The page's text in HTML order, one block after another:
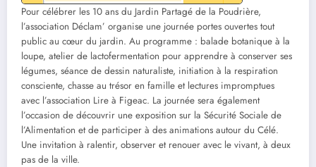
Pour célébrer les 10 ans du Jardin Partagé de la Poudrière,
l’association Déclam’ organise une journée portes ouvertes tout
public au cœur du jardin. Au programme : balade botanique à la
loupe, atelier de lactofermentation pour apprendre à conserver ses
légumes, séance de dessin naturaliste, initiation à la respiration
consciente, chasse au trésor en famille et lectures impromptues
avec l’association Lire à Figeac. La journée sera également
l’occasion de découvrir une exposition sur la Sécurité Sociale de
l’Alimentation et de participer à des animations autour du Célé.
Une invitation à ralentir, observer et renouer avec le vivant, à deux
pas de la ville.